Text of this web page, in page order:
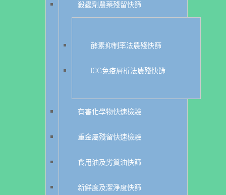
殺蟲劑農藥殘留快篩
酵素抑制率法農殘快篩
ICG免疫層析法農殘快篩
有害化學物快速檢驗
重金屬殘留快速檢驗
食用油及劣質油快篩
新鮮度及潔淨度快篩